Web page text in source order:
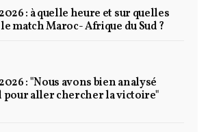
: à quelle heure et sur quelles
match Maroc- Afrique du Sud ?
: "Nous avons bien analysé
pour aller chercher la victoire"